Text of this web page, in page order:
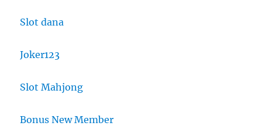
Slot dana
Joker123
Slot Mahjong
Bonus New Member